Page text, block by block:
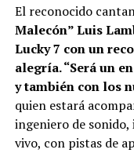
El reconocido
Malecón” Luis
Lucky 7 con un
alegría. “Será un
y también con los
quien estará
ingeniero de
vivo, con pistas de